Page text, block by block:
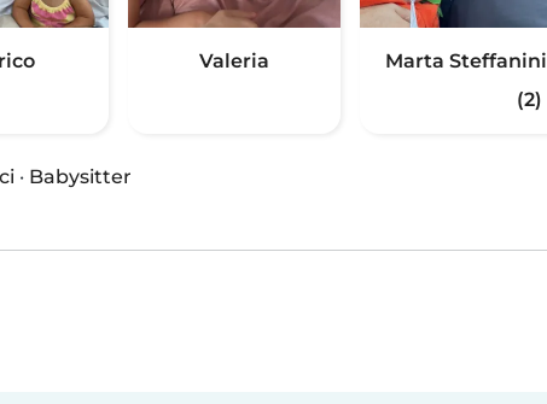
Valeria
Marta Steffanini
(2)
· Babysitter